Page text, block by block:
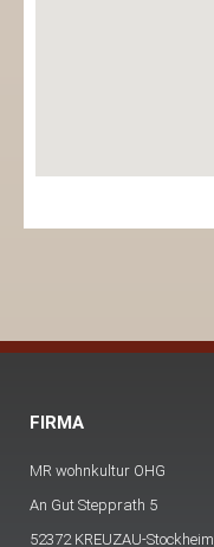
FIRMA
MR wohnkultur OHG
An Gut Stepprath 5
52372 KREUZAU-Stockheim